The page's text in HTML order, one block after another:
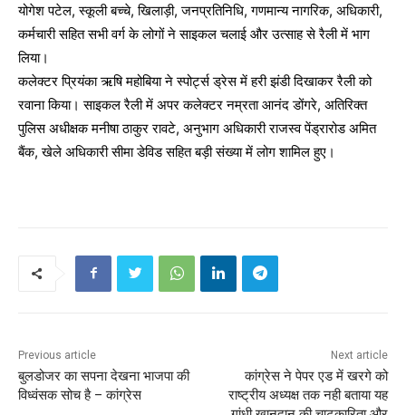
योगेश पटेल, स्कूली बच्चे, खिलाड़ी, जनप्रतिनिधि, गणमान्य नागरिक, अधिकारी,
कर्मचारी सहित सभी वर्ग के लोगों ने साइकल चलाई और उत्साह से रैली में भाग
लिया।
कलेक्टर प्रियंका ऋषि महोबिया ने स्पोर्ट्स ड्रेस में हरी झंडी दिखाकर रैली को
रवाना किया। साइकल रैली में अपर कलेक्टर नम्रता आनंद डोंगरे, अतिरिक्त
पुलिस अधीक्षक मनीषा ठाकुर रावटे, अनुभाग अधिकारी राजस्व पेंड्रारोड अमित
बैंक, खेले अधिकारी सीमा डेविड सहित बड़ी संख्या में लोग शामिल हुए।
Previous article
बुलडोजर का सपना देखना भाजपा की
विध्वंसक सोच है – कांग्रेस
Next article
कांग्रेस ने पेपर एड में खरगे को
राष्ट्रीय अध्यक्ष तक नही बताया यह